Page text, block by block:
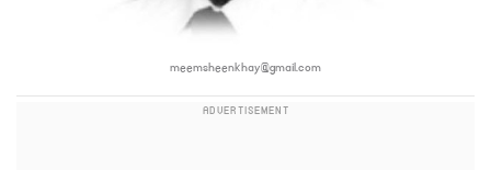
meemsheenkhay@gmail.com